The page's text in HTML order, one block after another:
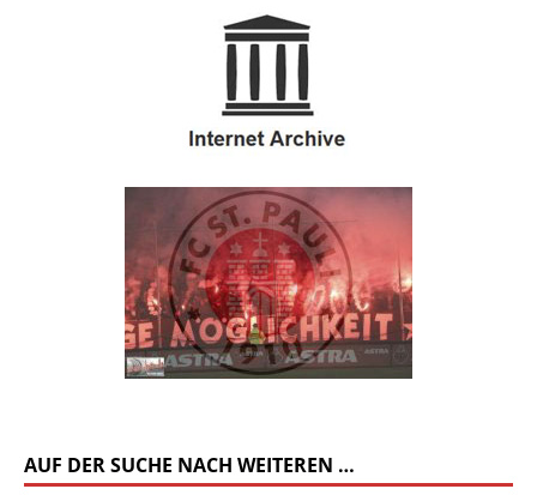
AUF DER SUCHE NACH WEITEREN …